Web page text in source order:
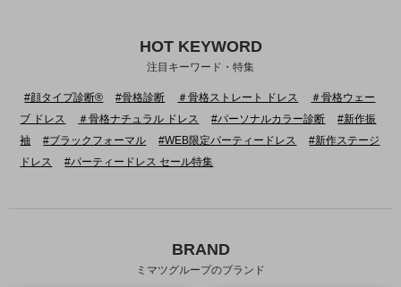
HOT KEYWORD
注目キーワード・特集
#顔タイプ診断® #骨格診断 ＃骨格ストレート ドレス
＃骨格ウェー
ブ ドレス
＃骨格ナチュラル ドレス #パーソナルカラー診断
#新作振
袖
#ブラックフォーマル #WEB限定パーティードレス
#新作ステージ
ドレス
#パーティードレス セール特集
BRAND
ミマツグループのブランド